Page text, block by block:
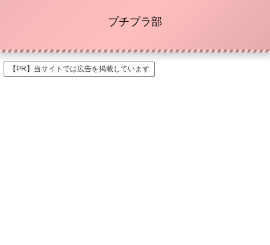
プチプラ部
【PR】当サイトでは広告を掲載しています